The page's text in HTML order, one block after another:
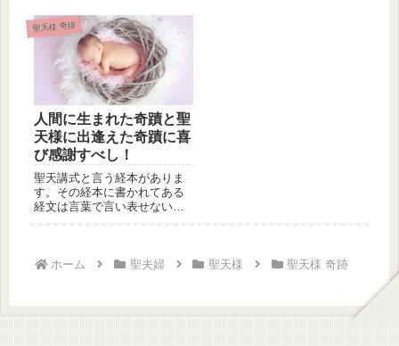
してくる...
聖天様 奇跡
人間に生まれた奇蹟と聖
天様に出逢えた奇蹟に喜
び感謝すべし！
聖天講式と言う経本がありま
す。その経本に書かれてある
経文は言葉で言い表せないほ
ホーム 聖夫婦 聖天様 聖天様 奇跡